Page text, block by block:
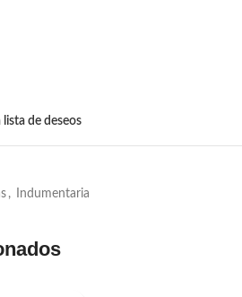
lista de deseos
, Indumentaria